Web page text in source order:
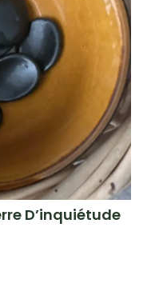
D’inquiétude